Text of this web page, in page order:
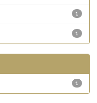
1
1
1